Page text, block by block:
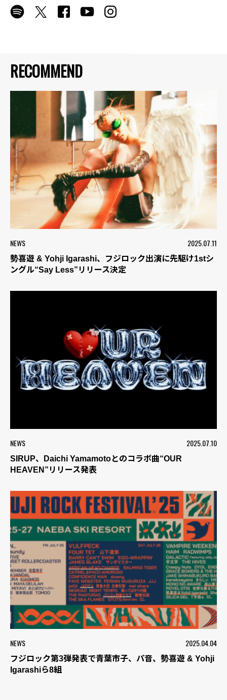
RECOMMEND
NEWS 2025.07.11
勢喜遊 & Yohji Igarashi、フジロック出演に先駆け1stシ
ングル“Say Less”リリース決定
NEWS 2025.07.10
SIRUP、Daichi Yamamotoとのコラボ曲“OUR
HEAVEN”リリース発表
NEWS 2025.04.04
フジロック第3弾発表で青葉市子、パ音、勢喜遊 & Yohji
Igarashiら8組